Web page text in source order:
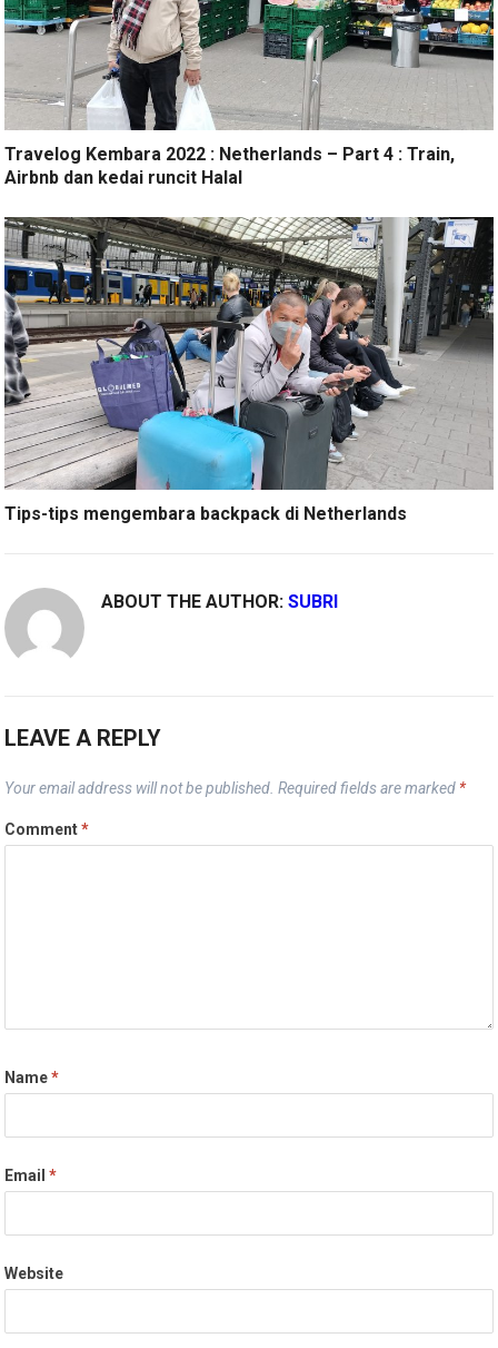
Travelog Kembara 2022 : Netherlands – Part 4 : Train,
Airbnb dan kedai runcit Halal
Tips-tips mengembara backpack di Netherlands
ABOUT THE AUTHOR:SUBRI
LEAVE A REPLY
Your email address will not be published. Required fields are marked *
Comment*
Name*
Email*
Website